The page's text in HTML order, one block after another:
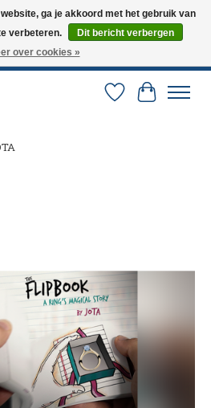
Snelle verzending via PostNL en DHL.
of mail om een afspraak te maken. 0251-
Verlanglijst
ga je akkoord met het gebruik van
verbeteren.
Dit bericht verbergen
over cookies »